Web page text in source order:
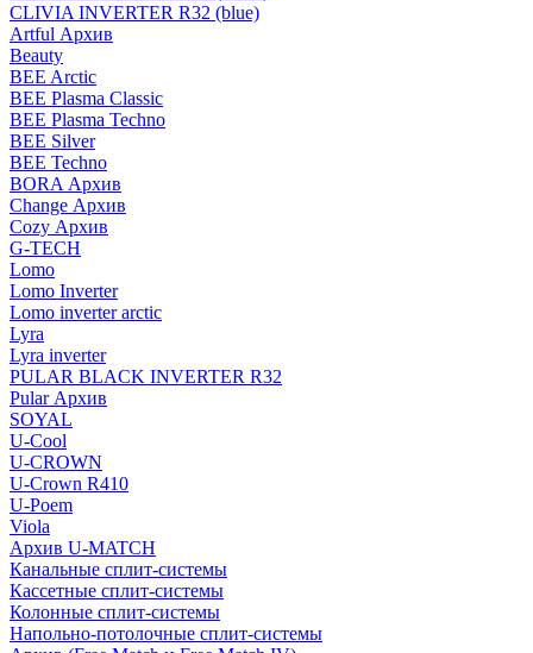
CLIVIA INVERTER R32 (blue)
Artful Архив
Beauty
BEE Arctic
BEE Plasma Classic
BEE Plasma Techno
BEE Silver
BEE Techno
BORA Архив
Change Архив
Cozy Архив
G-TECH
Lomo
Lomo Inverter
Lomo inverter arctic
Lyra
Lyra inverter
PULAR BLACK INVERTER R32
Pular Архив
SOYAL
U-Cool
U-CROWN
U-Crown R410
U-Poem
Viola
Архив U-MATCH
Канальные сплит-системы
Кассетные сплит-системы
Колонные сплит-системы
Напольно-потолочные сплит-системы